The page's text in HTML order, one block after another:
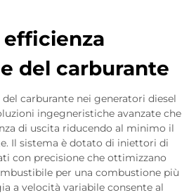
efficienza
del carburante
carburante nei generatori diesel
ingegneristiche avanzate che
di uscita riducendo al minimo il
Il sistema è dotato di iniettori di
con precisione che ottimizzano
per una combustione più
a velocità variabile consente al